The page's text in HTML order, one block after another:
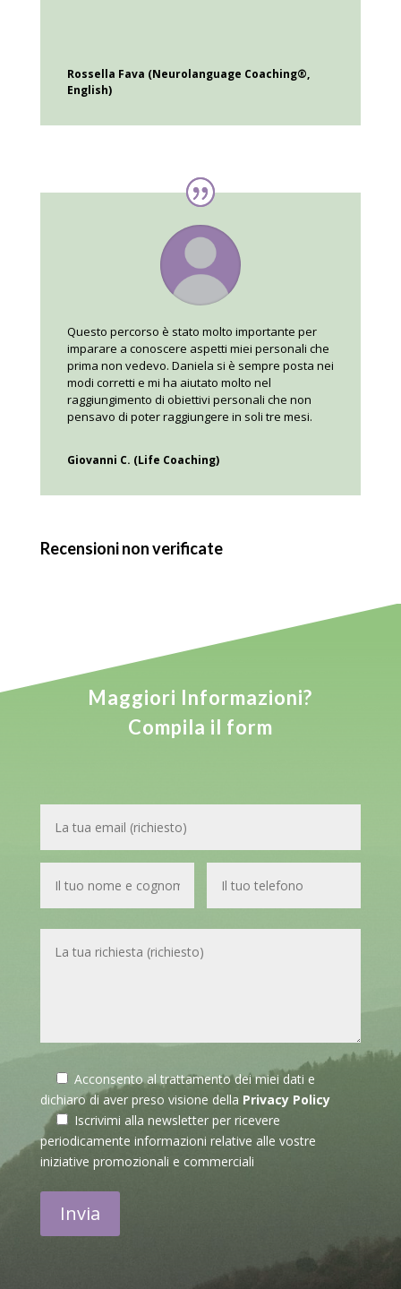
Rossella Fava (Neurolanguage Coaching®,
English)
Questo percorso è stato molto importante per
imparare a conoscere aspetti miei personali che
prima non vedevo. Daniela si è sempre posta nei
modi corretti e mi ha aiutato molto nel
raggiungimento di obiettivi personali che non
pensavo di poter raggiungere in soli tre mesi.
Giovanni C. (Life Coaching)
Recensioni non verificate
Maggiori Informazioni?
Compila il form
Acconsento al trattamento dei miei dati e
dichiaro di aver preso visione della Privacy Policy
Iscrivimi alla newsletter per ricevere
periodicamente informazioni relative alle vostre
iniziative promozionali e commerciali